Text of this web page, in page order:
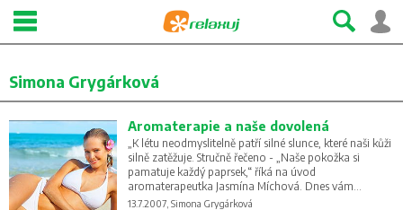
Simona Grygárková
Aromaterapie a naše dovolená
„K létu neodmyslitelně patří silné slunce, které naši kůži
silně zatěžuje. Stručně řečeno - „Naše pokožka si
pamatuje každý paprsek,“ říká na úvod
aromaterapeutka Jasmína Míchová. Dnes vám
přinášíme tipy, jak si snadno a rychle poradit se
13.7.2007, Simona Grygárková